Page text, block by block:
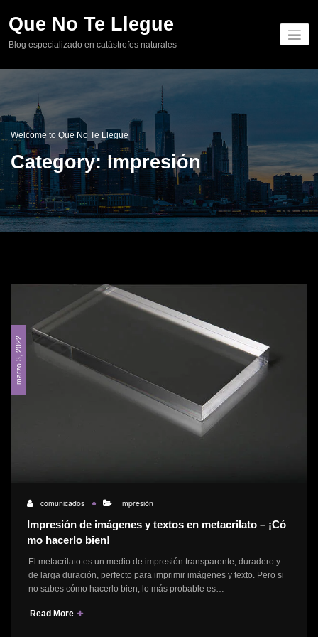
content
Que No Te Llegue
Blog especializado en catástrofes naturales
Welcome to Que No Te Llegue
Category: Impresión
marzo 3, 2022
comunicados Impresión
Impresión de imágenes y textos en metacrilato – ¡Có
mo hacerlo bien!
El metacrilato es un medio de impresión transparente, duradero y
de larga duración, perfecto para imprimir imágenes y texto. Pero si
no sabes cómo hacerlo bien, lo más probable es…
Read More